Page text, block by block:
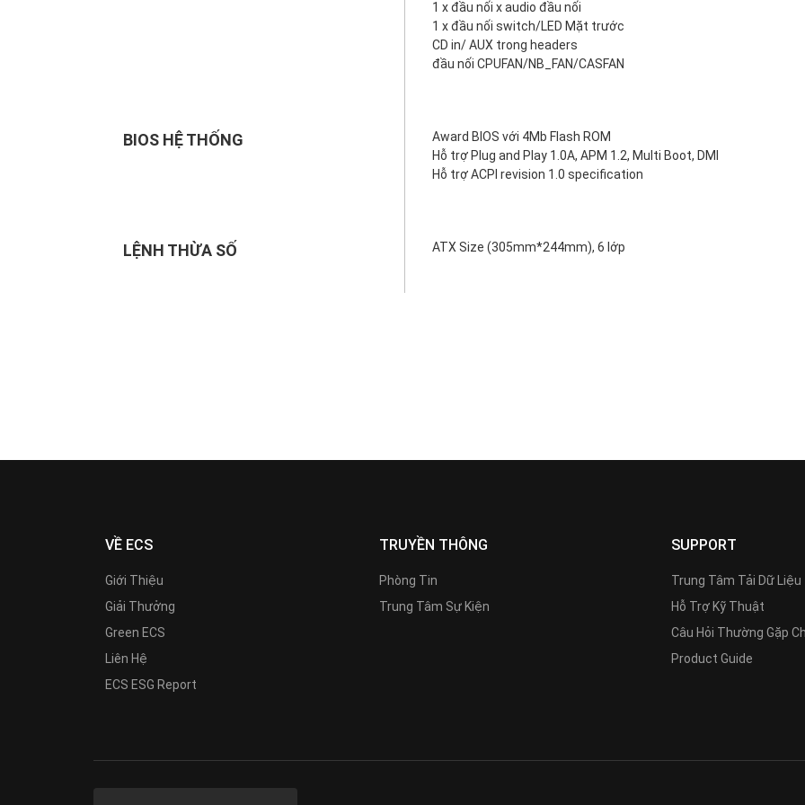
1 x đầu nối x audio đầu nối
1 x đầu nối switch/LED Mặt trước
CD in/ AUX trong headers
đầu nối CPUFAN/NB_FAN/CASFAN
BIOS HỆ THỐNG
Award BIOS với 4Mb Flash ROM
Hỗ trợ Plug and Play 1.0A, APM 1.2, Multi Boot, DMI
Hỗ trợ ACPI revision 1.0 specification
LỆNH THỪA SỐ ATX Size (305mm*244mm), 6 lớp
VỀ ECS
Giới Thiệu
Giải Thưởng
Green ECS
Liên Hệ
ECS ESG Report
TRUYỀN THÔNG
Phòng Tin
Trung Tâm Sự Kiện
SUPPORT
Trung Tâm Tải Dữ Liệu
Hỗ Trợ Kỹ Thuật
Câu Hỏi Thường Gặp
Product Guide